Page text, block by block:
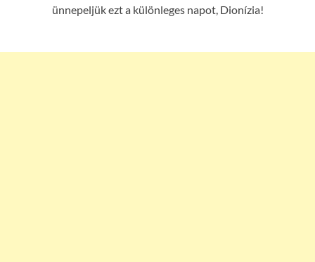
ünnepeljük ezt a különleges napot, Dionízia!